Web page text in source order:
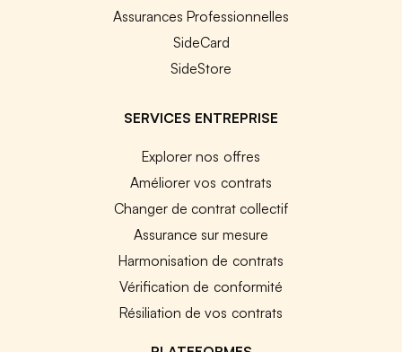
Assurances Professionnelles
SideCard
SideStore
SERVICES ENTREPRISE
Explorer nos offres
Améliorer vos contrats
Changer de contrat collectif
Assurance sur mesure
Harmonisation de contrats
Vérification de conformité
Résiliation de vos contrats